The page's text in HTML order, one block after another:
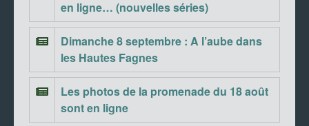
en ligne… (nouvelles séries)
Dimanche 8 septembre : A l’aube dans
les Hautes Fagnes
Les photos de la promenade du 18 août
sont en ligne